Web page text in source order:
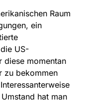
Raum
ein
US-
diese momentan
zu bekommen
hat man